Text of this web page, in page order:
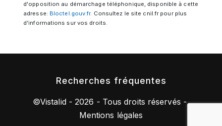
d'opposition au démarchage téléphonique, disponible à cette
adresse:
Bloctel.gouv.fr. Consultez le site cnil.fr pour plus
d’informations sur vos droits.
Recherches fréquentes
©Vistalid- 2026 - Tous droits réservés -
Mentions légales